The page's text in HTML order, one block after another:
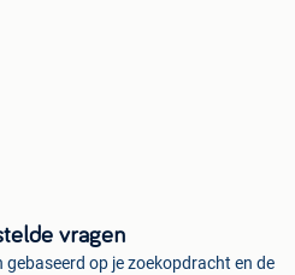
vragen
op je zoekopdracht en de